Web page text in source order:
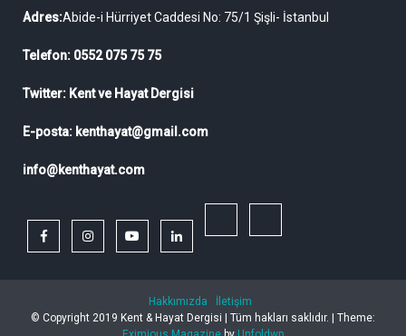
Adres:Abide-i Hürriyet Caddesi No: 75/1 Şişli- İstanbul
Telefon: 0552 075 75 75
Twitter: Kent ve Hayat Dergisi
E-posta: kenthayat@gmail.com
info@kenthayat.com
facebookinstagramyoutubelinkedin
Ekonomik
Hakkımızda
İletişim
© Copyright 2019 Kent & Hayat Dergisi | Tüm hakları saklıdır. | Theme: